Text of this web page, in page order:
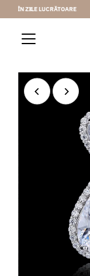
Sari la conținut